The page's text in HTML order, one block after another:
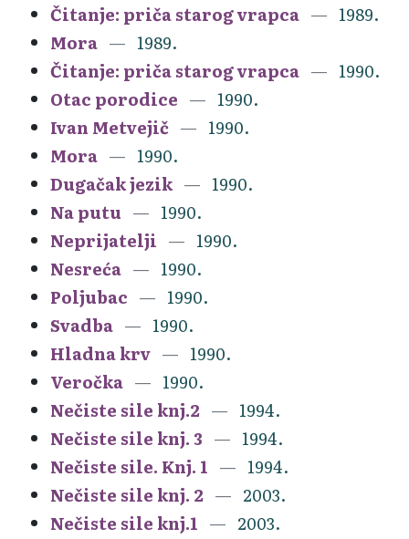
Čitanje: priča starog vrapca
1989.
Mora
1989.
Čitanje: priča starog vrapca
1990.
Otac porodice
1990.
Ivan Metvejič
1990.
Mora
1990.
Dugačak jezik
1990.
Na putu
1990.
Neprijatelji
1990.
Nesreća
1990.
Poljubac
1990.
Svadba
1990.
Hladna krv
1990.
Veročka
1990.
Nečiste sile knj.2
1994.
Nečiste sile knj. 3
1994.
Nečiste sile. Knj. 1
1994.
Nečiste sile knj. 2
2003.
Nečiste sile knj.1
2003.